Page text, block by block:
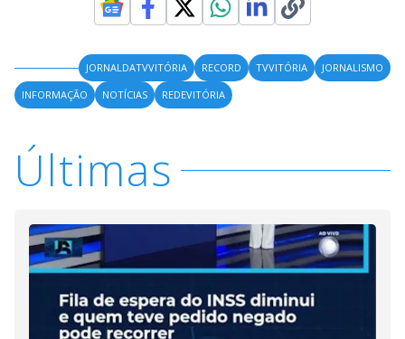
JORNALDATVVITÓRIA RECORD TVVITÓRIA
JORNALISMO
INFORMAÇÃO
NOTÍCIAS REDEVITÓRIA
Últimas